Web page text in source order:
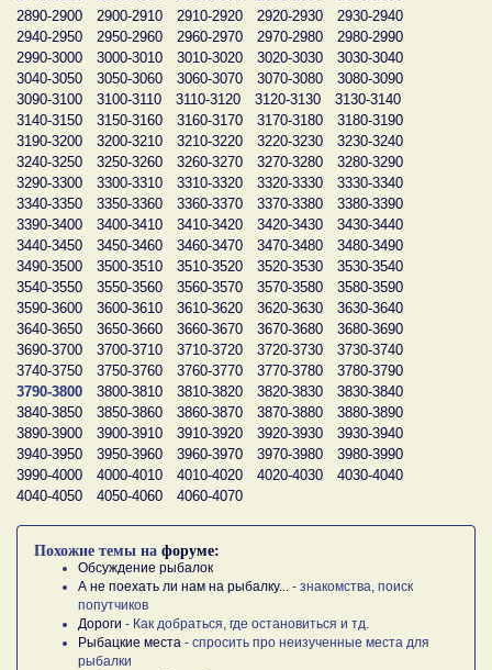
2890-2900
2900-2910 2910-2920 2920-2930
2930-2940
2940-2950
2950-2960 2960-2970 2970-2980
2980-2990
2990-3000
3000-3010 3010-3020 3020-3030
3030-3040
3040-3050
3050-3060 3060-3070 3070-3080
3080-3090
3090-3100
3100-3110 3110-3120 3120-3130
3130-3140
3140-3150
3150-3160 3160-3170 3170-3180
3180-3190
3190-3200
3200-3210 3210-3220 3220-3230
3230-3240
3240-3250
3250-3260 3260-3270 3270-3280
3280-3290
3290-3300
3300-3310 3310-3320 3320-3330
3330-3340
3340-3350
3350-3360 3360-3370 3370-3380
3380-3390
3390-3400
3400-3410 3410-3420 3420-3430
3430-3440
3440-3450
3450-3460 3460-3470 3470-3480
3480-3490
3490-3500
3500-3510 3510-3520 3520-3530
3530-3540
3540-3550
3550-3560 3560-3570 3570-3580
3580-3590
3590-3600
3600-3610 3610-3620 3620-3630
3630-3640
3640-3650
3650-3660 3660-3670 3670-3680
3680-3690
3690-3700
3700-3710 3710-3720 3720-3730
3730-3740
3740-3750
3750-3760 3760-3770 3770-3780
3780-3790
3790-3800
3800-3810 3810-3820 3820-3830
3830-3840
3840-3850
3850-3860 3860-3870 3870-3880
3880-3890
3890-3900
3900-3910 3910-3920 3920-3930
3930-3940
3940-3950
3950-3960 3960-3970 3970-3980
3980-3990
3990-4000
4000-4010 4010-4020 4020-4030
4030-4040
4040-4050
4050-4060 4060-4070
Похожие темы на форуме:
Обсуждение рыбалок
А не поехать ли нам на рыбалку...
- знакомства, поиск
попутчиков
Дороги - Как добраться, где остановиться и тд.
Рыбацкие места - спросить про неизученные места для
рыбалки